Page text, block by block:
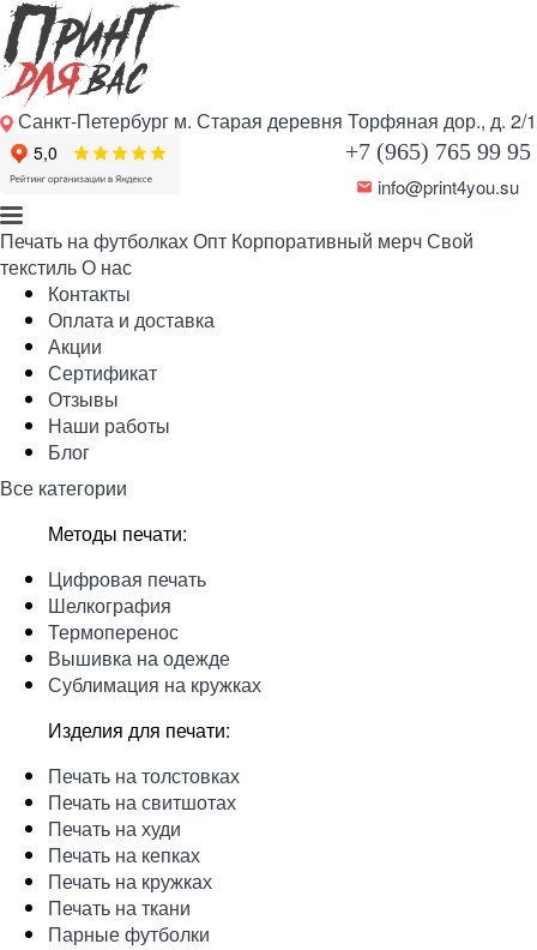
Санкт-Петербург м. Старая деревня Торфяная дор., д. 2/1
+7 (965) 765 99 95
info@print4you.su
Печать на футболкахОпт Корпоративный мерчСвой
текстильО нас
Контакты
Оплата и доставка
Акции
Сертификат
Отзывы
Наши работы
Блог
Все категории
Методы печати:
Цифровая печать
Шелкография
Термоперенос
Вышивка на одежде
Сублимация на кружках
Изделия для печати:
Печать на толстовках
Печать на свитшотах
Печать на худи
Печать на кепках
Печать на кружках
Печать на ткани
Парные футболки